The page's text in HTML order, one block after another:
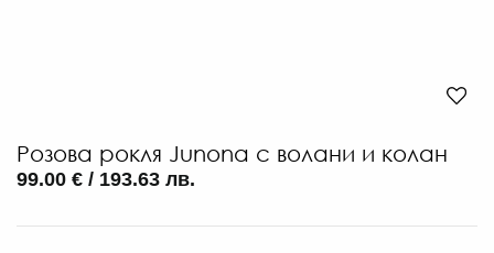
Розова рокля Junona с волани и колан
99.00 € / 193.63 лв.